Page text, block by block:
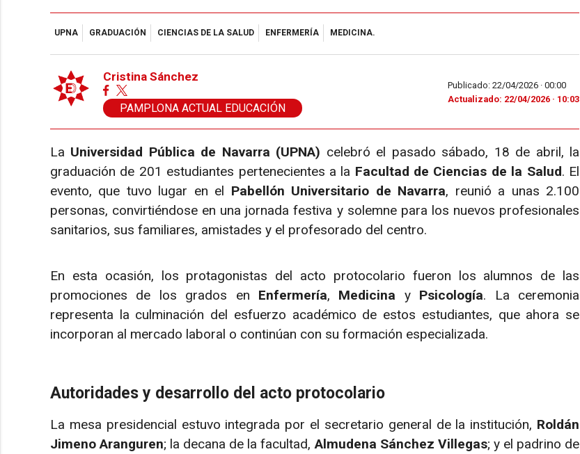
UPNA GRADUACIÓN CIENCIAS DE LA SALUD ENFERMERÍA MEDICINA.
Cristina Sánchez
PAMPLONA ACTUAL EDUCACIÓN
Publicado: 22/04/2026 · 00:00
Actualizado: 22/04/2026 · 10:03
La Universidad Pública de Navarra (UPNA) celebró el pasado sábado, 18 de abril, la
graduación de 201 estudiantes pertenecientes a la Facultad de Ciencias de la Salud. El
evento, que tuvo lugar en el Pabellón Universitario de Navarra, reunió a unas 2.100
personas, convirtiéndose en una jornada festiva y solemne para los nuevos profesionales
sanitarios, sus familiares, amistades y el profesorado del centro.
En esta ocasión, los protagonistas del acto protocolario fueron los alumnos de las
promociones de los grados en Enfermería, Medicina y Psicología. La ceremonia
representa la culminación del esfuerzo académico de estos estudiantes, que ahora se
incorporan al mercado laboral o continúan con su formación especializada.
Autoridades y desarrollo del acto protocolario
La mesa presidencial estuvo integrada por el secretario general de la institución, Roldán
Jimeno Aranguren; la decana de la facultad,Almudena Sánchez Villegas; y el padrino de